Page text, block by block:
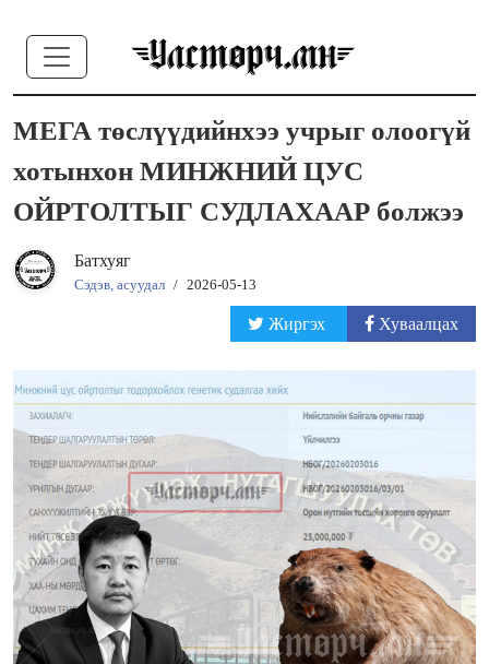
МЕГА төслүүдийнхээ учрыг олоогүй
хотынхон МИНЖНИЙ ЦУС
ОЙРТОЛТЫГ СУДЛАХААР болжээ
Батхуяг
Сэдэв, асуудал / 2026-05-13
Жиргэх Хуваалцах